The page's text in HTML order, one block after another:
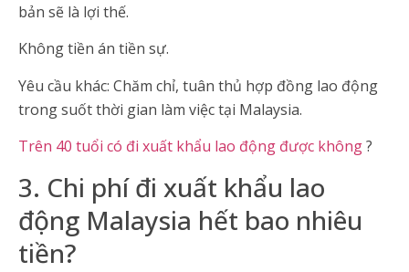
bản sẽ là lợi thế.
Không tiền án tiền sự.
Yêu cầu khác: Chăm chỉ, tuân thủ hợp đồng lao động
trong suốt thời gian làm việc tại Malaysia.
Trên 40 tuổi có đi xuất khẩu lao động được không?
3. Chi phí đi xuất khẩu lao
động Malaysia hết bao nhiêu
tiền?